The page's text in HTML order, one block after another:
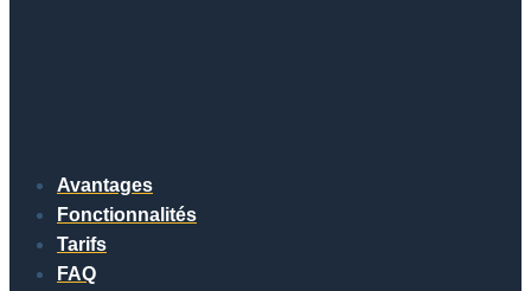
Avantages
Fonctionnalités
Tarifs
FAQ